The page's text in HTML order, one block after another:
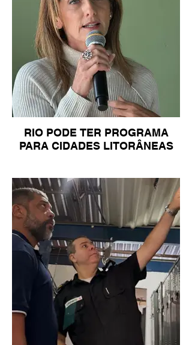
RIO PODE TER PROGRAMA
PARA CIDADES LITORÂNEAS